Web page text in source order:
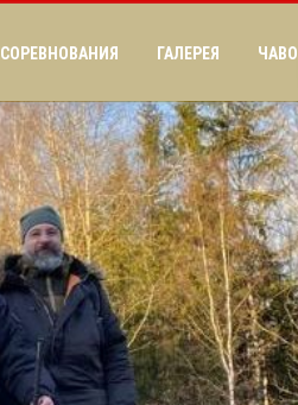
СОРЕВНОВАНИЯ ГАЛЕРЕЯ ЧАВО